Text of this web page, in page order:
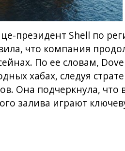
президент Shell по
что компания
По ее словам,
хабах, следуя
Она подчеркнула,
залива играют